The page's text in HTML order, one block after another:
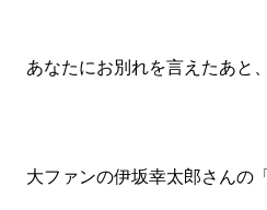
あなたにお別れを言えたあと
大ファンの伊坂幸太郎さんの